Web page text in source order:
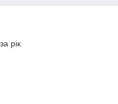
рік